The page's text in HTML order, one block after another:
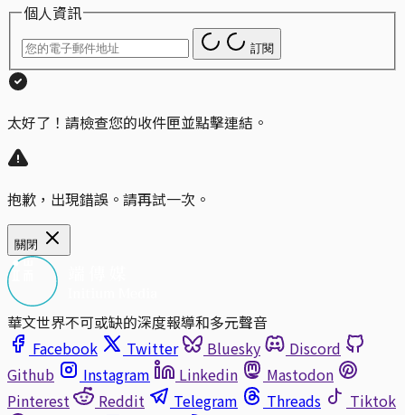
個人資訊
訂閱
太好了！請檢查您的收件匣並點擊連結。
抱歉，出現錯誤。請再試一次。
關閉
華文世界不可或缺的深度報導和多元聲音
Facebook
Twitter Bluesky
Discord
Github
Instagram Linkedin
Mastodon
Pinterest
Reddit Telegram Threads
Tiktok